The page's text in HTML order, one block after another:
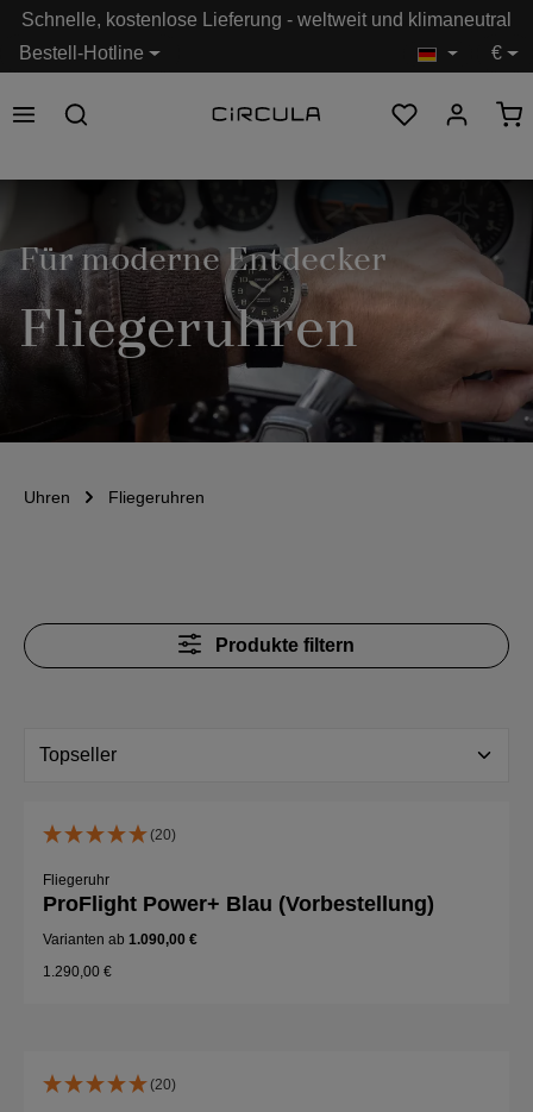
springen
Bestell-Hotline
Schnelle, kostenlose Lieferung - weltweit und klimaneutral
€
Für moderne Entdecker
Fliegeruhren
Uhren Fliegeruhren
Produkte filtern
(20)
Fliegeruhr
ProFlight Power+ Blau (Vorbestellung)
Varianten ab 1.090,00 €
1.290,00 €
(20)